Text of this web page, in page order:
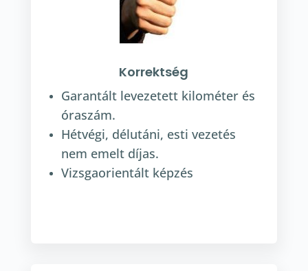
Korrektség
Garantált levezetett kilométer és
óraszám.
Hétvégi, délutáni, esti vezetés
nem emelt díjas.
Vizsgaorientált képzés